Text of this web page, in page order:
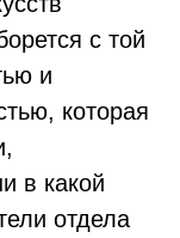
с той
и
которая
в какой
отдела